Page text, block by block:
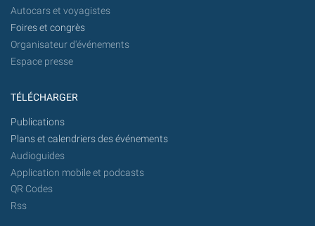
Autocars et voyagistes
Foires et congrès
Organisateur d'événements
Espace presse
TÉLÉCHARGER
Publications
Plans et calendriers des événements
Audioguides
Application mobile et podcasts
QR Codes
Rss